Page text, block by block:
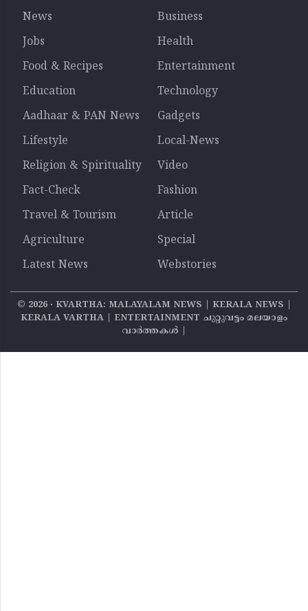
News
Business
Jobs
Health
Food & Recipes
Entertainment
Education
Technology
Aadhaar & PAN News
Gadgets
Lifestyle
Local-News
Religion & Spirituality
Video
Fact-Check
Fashion
Travel & Tourism
Article
Agriculture
Special
Latest News
Webstories
© 2026‧ KVARTHA: MALAYALAM NEWS | KERALA NEWS |
KERALA VARTHA | ENTERTAINMENT ചുറ്റുവട്ടം മലയാളം
വാര്‍ത്തകൾ |